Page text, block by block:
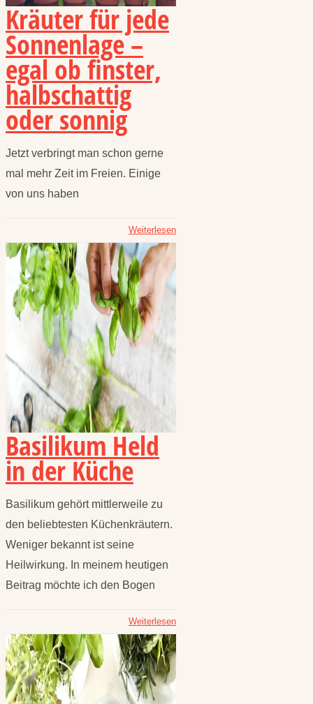
Kräuter für jede
Sonnenlage –
egal ob finster,
halbschattig
oder sonnig
Jetzt verbringt man schon gerne
mal mehr Zeit im Freien. Einige
von uns haben
Weiterlesen
Basilikum Held
in der Küche
Basilikum gehört mittlerweile zu
den beliebtesten Küchenkräutern.
Weniger bekannt ist seine
Heilwirkung. In meinem heutigen
Beitrag möchte ich den Bogen
Weiterlesen